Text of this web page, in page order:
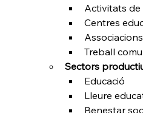
Activitats de
Centres
Treball
Sectors
Educació
Lleure
Benestar